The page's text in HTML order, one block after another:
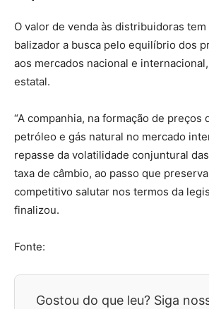
O valor de venda às distribuidoras
balizador a busca pelo equilíbrio dos
aos mercados nacional e
estatal.
“A companhia, na formação de preços
petróleo e gás natural no mercado
repasse da volatilidade conjuntural
taxa de câmbio, ao passo que
competitivo salutar nos termos da
finalizou.
Fonte:
Gostou do que leu? Siga